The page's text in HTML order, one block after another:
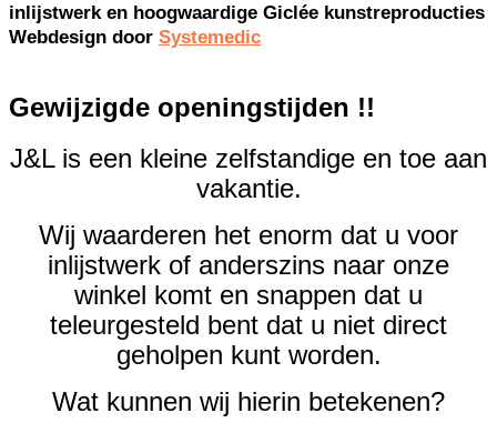
inlijstwerk en hoogwaardige Giclée kunstreproducties
Webdesign door Systemedic
Gewijzigde openingstijden !!
J&L is een kleine zelfstandige en toe aan
vakantie.
Wij waarderen het enorm dat u voor
inlijstwerk of anderszins naar onze
winkel komt en snappen dat u
teleurgesteld bent dat u niet direct
geholpen kunt worden.
Wat kunnen wij hierin betekenen?